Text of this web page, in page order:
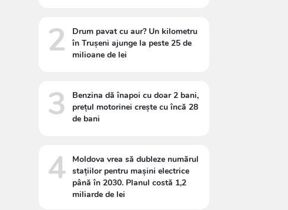
2
Drum pavat cu aur? Un kilometru
în Trușeni ajunge la peste 25 de
milioane de lei
3
Benzina dă înapoi cu doar 2 bani,
prețul motorinei crește cu încă 28
de bani
4
Moldova vrea să dubleze numărul
stațiilor pentru mașini electrice
până în 2030. Planul costă 1,2
miliarde de lei